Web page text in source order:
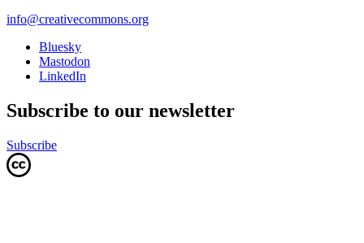
info@creativecommons.org
Bluesky
Mastodon
LinkedIn
Subscribe to our newsletter
Subscribe